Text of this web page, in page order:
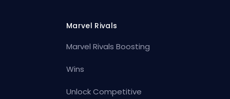
Marvel Rivals
Marvel Rivals Boosting
Wins
Unlock Competitive